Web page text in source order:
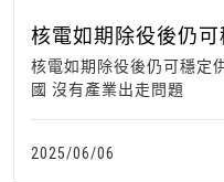
核電如期除役後仍可
鄰競爭對
核電如期除役後仍可穩定
國 沒有產業出走問題
2025/06/06